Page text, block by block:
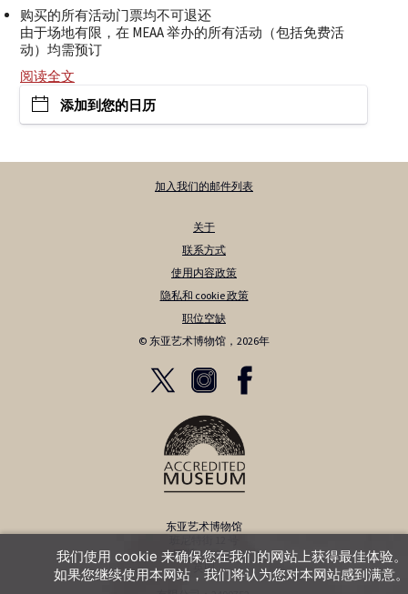
购买的所有活动门票均不可退还
由于场地有限，在 MEAA 举办的所有活动（包括免费活
动）均需预订
阅读全文
添加到您的日历
加入我们的邮件列表
关于
联系方式
使用内容政策
隐私和 cookie 政策
职位空缺
© 东亚艺术博物馆，2026年
东亚艺术博物馆
巴斯 BA1 2QJ
英国
我们使用 cookie 来确保您在我们的网站上获得最佳体验。
如果您继续使用本网站，我们将认为您对本网站感到满意。